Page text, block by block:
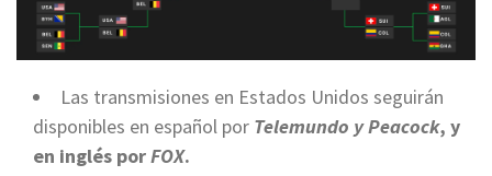
Las transmisiones en Estados Unidos seguirán
disponibles en español por Telemundo y Peacock, y
en inglés porFOX.